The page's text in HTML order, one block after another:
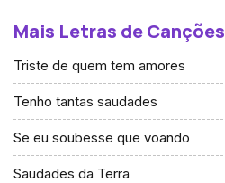
Mais Letras de Canções
Triste de quem tem amores
Tenho tantas saudades
Se eu soubesse que voando
Saudades da Terra